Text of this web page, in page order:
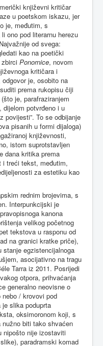
književni kritičar
u poetskom iskazu, jer
je, međutim, s
ono pod literarnu herezu
od svega:
kao na poetički
Ponornice, novom
kritičara i
je, osobito na
prema rukopisu čiji
je, parafraziranjem
potvrđeno i u
povijesti”. To se odbijanje
pisanih u formi dijaloga)
književnosti,
istom suprotstavljen
dana kritika prema
i treći tekst, međutim,
za estetiku kao
rednim brojevima, s
Interpunkcijski je
kanona
velikog početnog
tekstova u rasponu od
na granici kratke priče),
stanje egzistencijalnoga
asocijativno na tragu
Tarra iz 2011. Posrijedi
otpora, prihvaćanja
generalno neovisne o
nebo / krovovi pod
je slika poduprta
oksimoronom koji, s
biti tako shvaćen
nipošto nije izostaviti
paradramski komad